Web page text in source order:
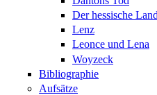
Der hessische
Lenz
Leonce und Lena
Woyzeck
Bibliographie
Aufsätze